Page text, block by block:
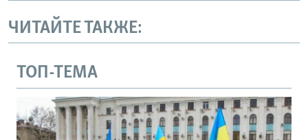
ЧИТАЙТЕ ТАКЖЕ:
ТОП-ТЕМА